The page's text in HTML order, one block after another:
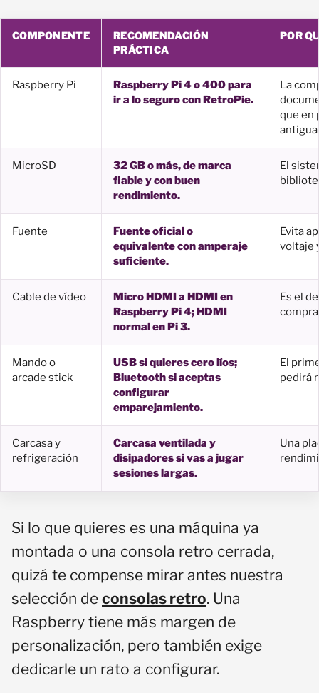
COMPONENTE
RECOMENDACIÓN
PRÁCTICA
POR
Raspberry Pi
Raspberry Pi 4 o 400 para
ir a lo seguro con RetroPie.
La
que en
MicroSD
32 GB o más, de marca
fiable y con buen
rendimiento.
El
Fuente
Fuente oficial o
equivalente con amperaje
suficiente.
Evita
voltaje
Cable de vídeo
Micro HDMI a HDMI en
Raspberry Pi 4; HDMI
normal en Pi 3.
Es el
Mando o
arcade stick
USB si quieres cero líos;
Bluetooth si aceptas
configurar
emparejamiento.
El
pedirá
Carcasa y
refrigeración
Carcasa ventilada y
disipadores si vas a jugar
sesiones largas.
Una
Si lo que quieres es una máquina ya
montada o una consola retro cerrada,
quizá te compense mirar antes nuestra
selección de consolas retro. Una
Raspberry tiene más margen de
personalización, pero también exige
dedicarle un rato a configurar.